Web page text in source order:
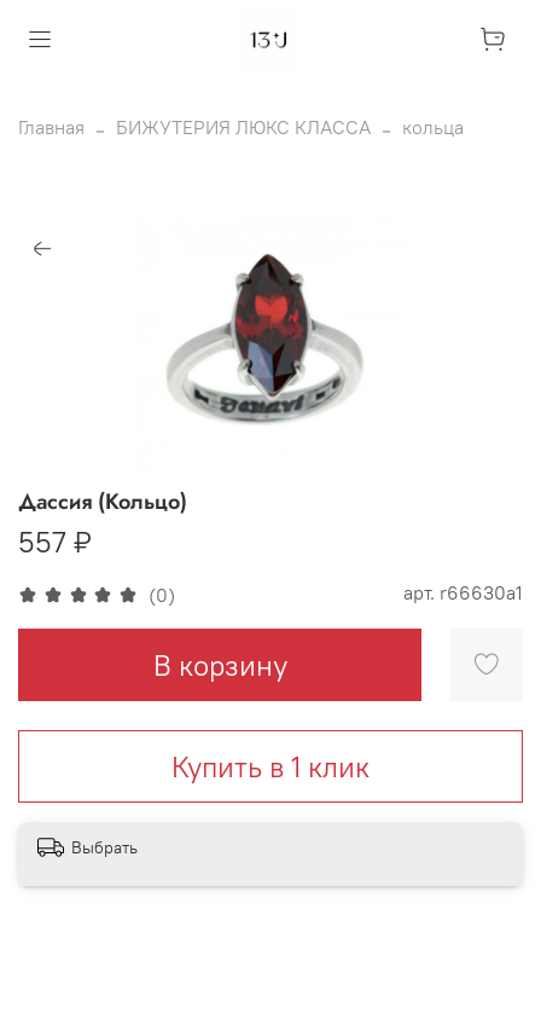
Главная БИЖУТЕРИЯ ЛЮКС КЛАССА кольца
(0) арт. r66630a1
Дассия (Кольцо)
557 ₽
В корзину
Купить в 1 клик
Выбрать